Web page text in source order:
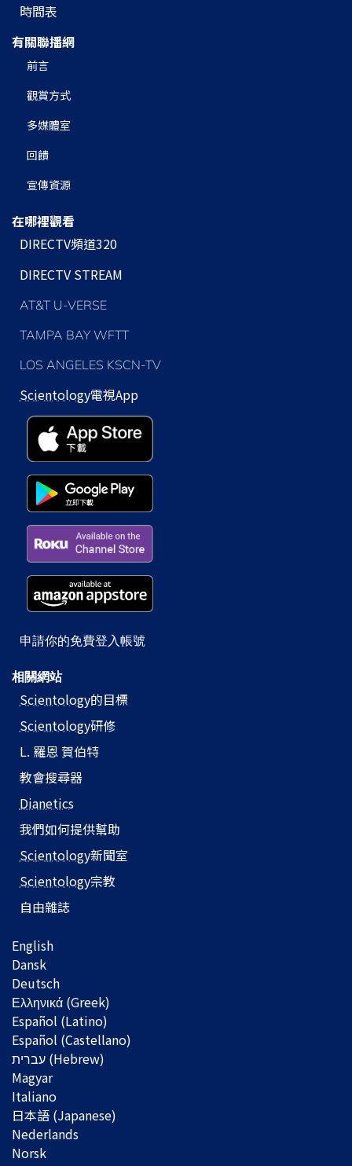
時間表
有關聯播網
前言
觀賞方式
多媒體室
回饋
宣傳資源
在哪裡觀看
DIRECTV頻道320
DIRECTV STREAM
AT&T U-VERSE
TAMPA BAY WFTT
LOS ANGELES KSCN-TV
Scientology電視App
申請你的免費登入帳號
相關網站
Scientology的目標
Scientology研修
L. 羅恩 賀伯特
教會搜尋器
Dianetics
我們如何提供幫助
Scientology新聞室
Scientology宗教
自由雜誌
English
Dansk
Deutsch
Ελληνικά (Greek)
Español (Latino)
Español (Castellano)
Magyar
Italiano
日本語 (Japanese)
Nederlands
Norsk